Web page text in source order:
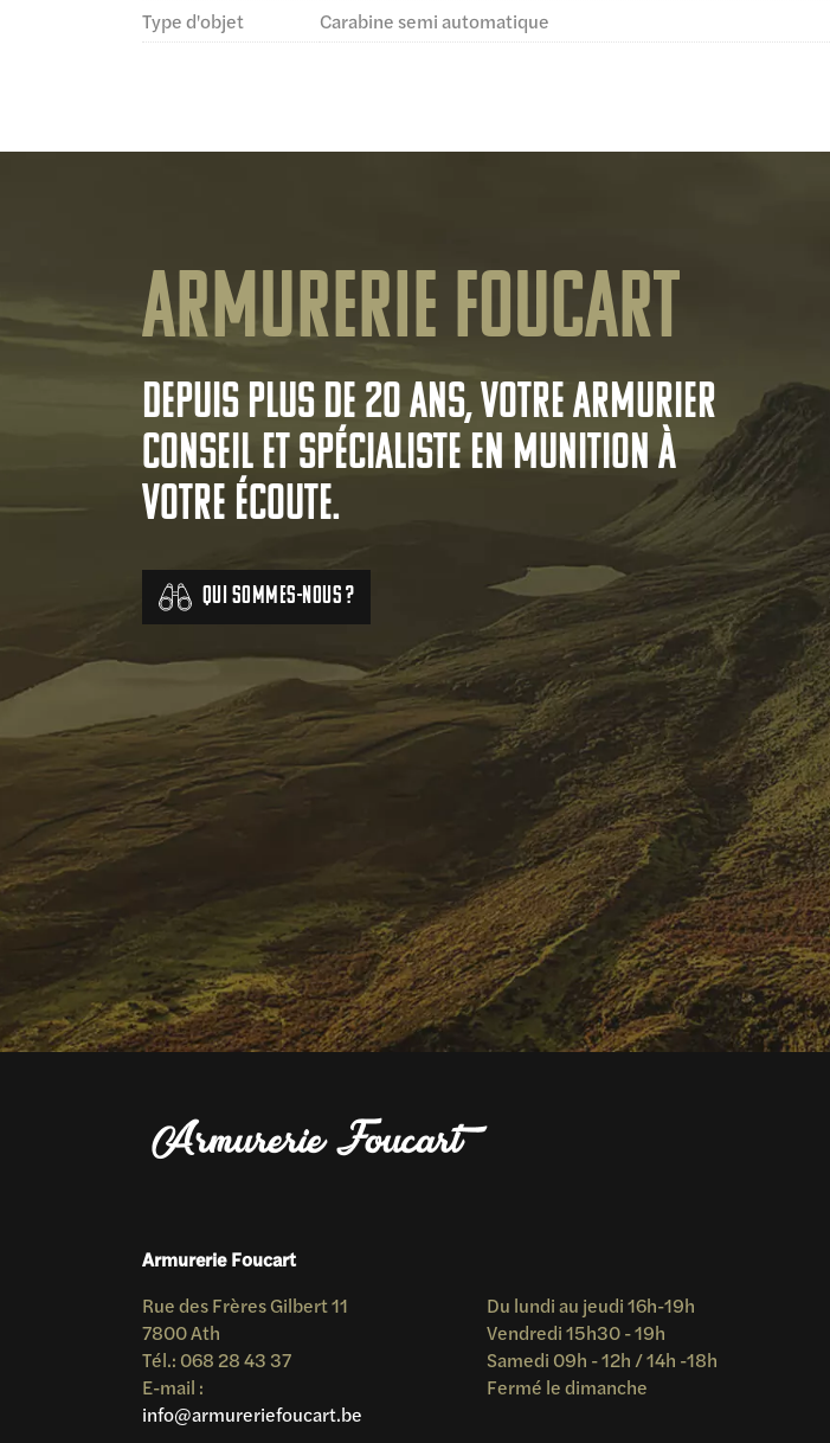
Type d'objet
Carabine semi automatique
Armurerie Foucart
Depuis plus de 20 ans, votre armurier
conseil et spécialiste en munition à
votre écoute.
Qui sommes-nous ?
Armurerie Foucart
Rue des Frères Gilbert 11
7800 Ath
Tél.: 068 28 43 37
E-mail :
info@armureriefoucart.be
Du lundi au jeudi 16h-19h
Vendredi 15h30 - 19h
Samedi 09h - 12h / 14h -18h
Fermé le dimanche